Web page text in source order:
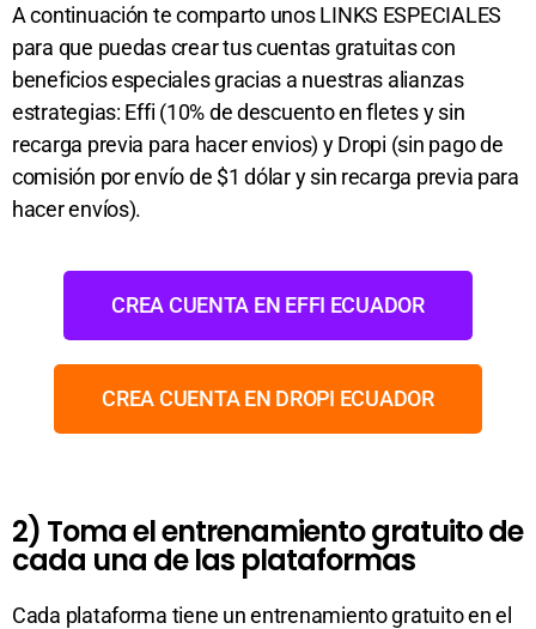
A continuación te comparto unos LINKS ESPECIALES
para que puedas crear tus cuentas gratuitas con
beneficios especiales gracias a nuestras alianzas
estrategias: Effi (10% de descuento en fletes y sin
recarga previa para hacer envios) y Dropi (sin pago de
comisión por envío de $1 dólar y sin recarga previa para
hacer envíos).
CREA CUENTA EN EFFI ECUADOR
CREA CUENTA EN DROPI ECUADOR
2) Toma el entrenamiento gratuito de
cada una de las plataformas
Cada plataforma tiene un entrenamiento gratuito en el